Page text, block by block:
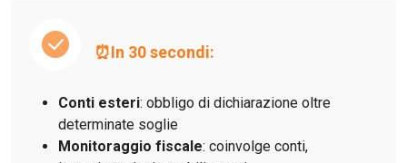
⏰In 30 secondi:
Conti esteri: obbligo di dichiarazione oltre
determinate soglie
Monitoraggio fiscale: coinvolge conti,